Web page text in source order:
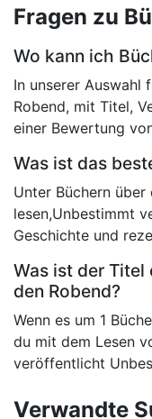
Fragen zu
Wo kann ich
In unserer Auswahl
Robend, mit Titel,
einer Bewertung
Was ist das
Unter Büchern
lesen,Unbestimmt
Geschichte und
Was ist der Titel
den Robend?
Wenn es um 1
du mit dem Lesen
veröffentlicht
Verwandte